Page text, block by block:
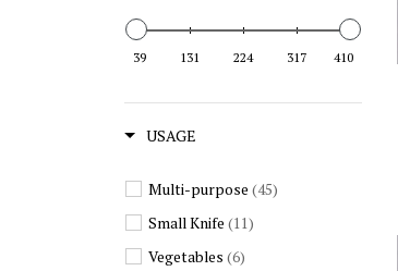
39 131 224 317 410
USAGE
Multi-purpose (45)
Small Knife (11)
Vegetables (6)